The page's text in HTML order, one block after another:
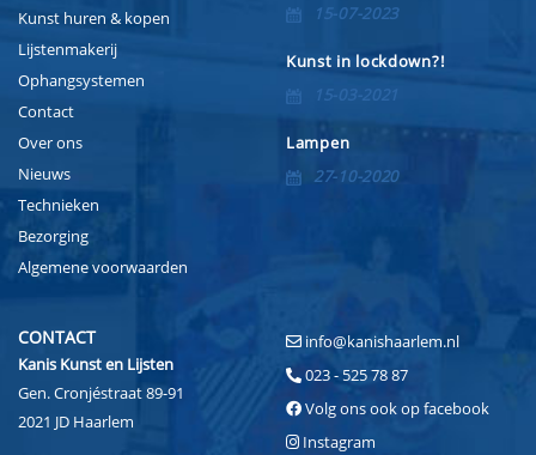
Kunst huren & kopen
Lijstenmakerij
Ophangsystemen
Contact
Over ons
Nieuws
Technieken
Bezorging
Algemene voorwaarden
15-07-2023
Kunst in lockdown?!
15-03-2021
Lampen
27-10-2020
CONTACT
Kanis Kunst en Lijsten
Gen. Cronjéstraat 89-91
2021 JD Haarlem
info@kanishaarlem.nl
023 - 525 78 87
Volg ons ook op facebook
Instagram